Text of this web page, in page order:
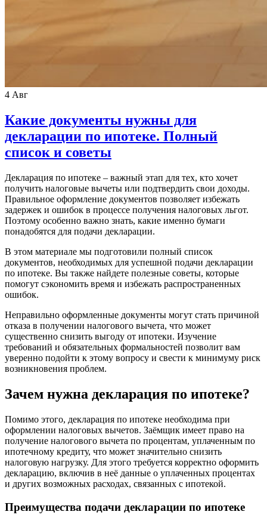
4 Авг
Какие документы нужны для
декларации по ипотеке. Полный
список и советы
Декларация по ипотеке – важный этап для тех, кто хочет
получить налоговые вычеты или подтвердить свои доходы.
Правильное оформление документов позволяет избежать
задержек и ошибок в процессе получения налоговых льгот.
Поэтому особенно важно знать, какие именно бумаги
понадобятся для подачи декларации.
В этом материале мы подготовили полный список
документов, необходимых для успешной подачи декларации
по ипотеке. Вы также найдете полезные советы, которые
помогут сэкономить время и избежать распространенных
ошибок.
Неправильно оформленные документы могут стать причиной
отказа в получении налогового вычета, что может
существенно снизить выгоду от ипотеки. Изучение
требований и обязательных формальностей позволит вам
уверенно подойти к этому вопросу и свести к минимуму риск
возникновения проблем.
Зачем нужна декларация по ипотеке?
Помимо этого, декларация по ипотеке необходима при
оформлении налоговых вычетов. Заёмщик имеет право на
получение налогового вычета по процентам, уплаченным по
ипотечному кредиту, что может значительно снизить
налоговую нагрузку. Для этого требуется корректно оформить
декларацию, включив в неё данные о уплаченных процентах
и других возможных расходах, связанных с ипотекой.
Преимущества подачи декларации по ипотеке